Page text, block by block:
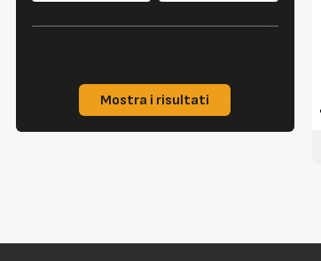
Mostra i risultati